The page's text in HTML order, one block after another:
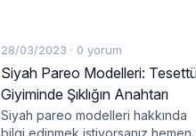
28/03/2023 · 0 yorum
Siyah Pareo Modelleri:
Giyiminde Şıklığın Anahtarı
Siyah pareo modelleri hakkında
bilgi edinmek istiyorsanız hemen